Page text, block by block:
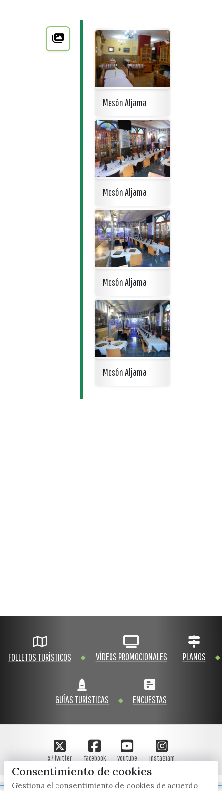
Mesón Aljama
Mesón Aljama
Mesón Aljama
Mesón Aljama
FOLLETOS TURÍSTICOS VÍDEOS PROMOCIONALES PLANOS
GUÍAS TURÍSTICAS ENCUESTAS
x / twitter facebook youtube instagram
Mapa Web
Consentimiento de cookies
Gestiona el consentimiento de cookies de acuerdo